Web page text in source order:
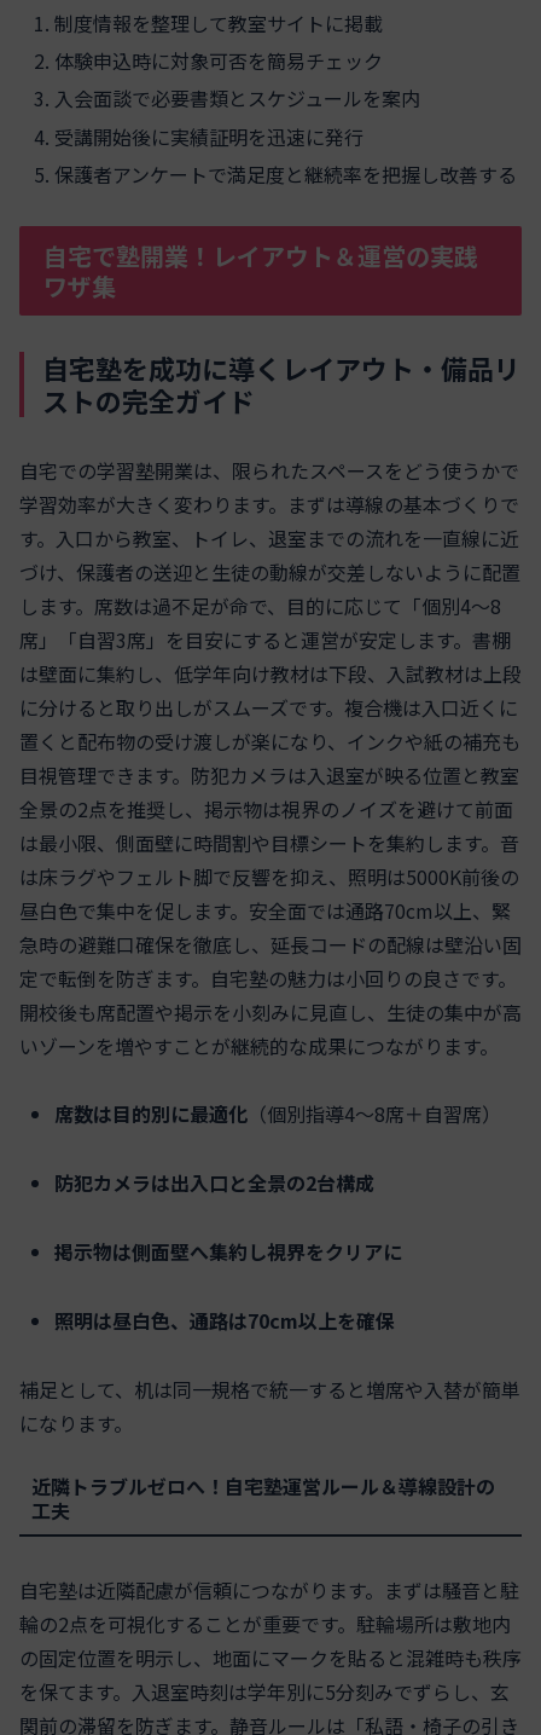
制度情報を整理して教室サイトに掲載
体験申込時に対象可否を簡易チェック
入会面談で必要書類とスケジュールを案内
受講開始後に実績証明を迅速に発行
保護者アンケートで満足度と継続率を把握し改善する
自宅で塾開業！レイアウト＆運営の実践
ワザ集
自宅塾を成功に導くレイアウト・備品リ
ストの完全ガイド
自宅での学習塾開業は、限られたスペースをどう使うかで
学習効率が大きく変わります。まずは導線の基本づくりで
す。入口から教室、トイレ、退室までの流れを一直線に近
づけ、保護者の送迎と生徒の動線が交差しないように配置
します。席数は過不足が命で、目的に応じて「個別4～8
席」「自習3席」を目安にすると運営が安定します。書棚
は壁面に集約し、低学年向け教材は下段、入試教材は上段
に分けると取り出しがスムーズです。複合機は入口近くに
置くと配布物の受け渡しが楽になり、インクや紙の補充も
目視管理できます。防犯カメラは入退室が映る位置と教室
全景の2点を推奨し、掲示物は視界のノイズを避けて前面
は最小限、側面壁に時間割や目標シートを集約します。音
は床ラグやフェルト脚で反響を抑え、照明は5000K前後の
昼白色で集中を促します。安全面では通路70cm以上、緊
急時の避難口確保を徹底し、延長コードの配線は壁沿い固
定で転倒を防ぎます。自宅塾の魅力は小回りの良さです。
開校後も席配置や掲示を小刻みに見直し、生徒の集中が高
いゾーンを増やすことが継続的な成果につながります。
席数は目的別に最適化 （個別指導4～8席＋自習席）
防犯カメラは出入口と全景の2台構成
掲示物は側面壁へ集約し視界をクリアに
照明は昼白色、通路は70cm以上を確保
補足として、机は同一規格で統一すると増席や入替が簡単
になります。
近隣トラブルゼロへ！自宅塾運営ルール＆導線設計の
工夫
自宅塾は近隣配慮が信頼につながります。まずは騒音と駐
輪の2点を可視化することが重要です。駐輪場所は敷地内
の固定位置を明示し、地面にマークを貼ると混雑時も秩序
を保てます。入退室時刻は学年別に5分刻みでずらし、玄
関前の滞留を防ぎます。静音ルールは「私語・椅子の引き